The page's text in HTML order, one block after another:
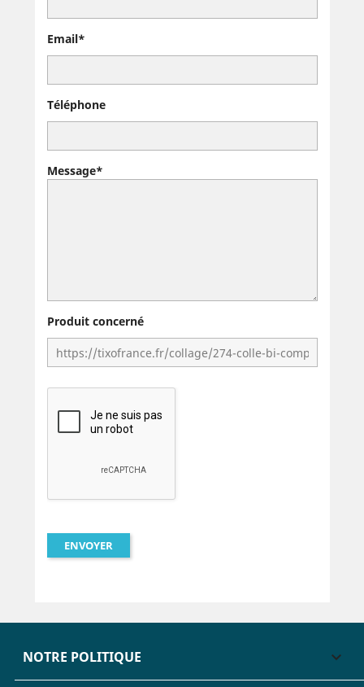
Email*
Téléphone
Message*
Produit concerné
NOTRE POLITIQUE 